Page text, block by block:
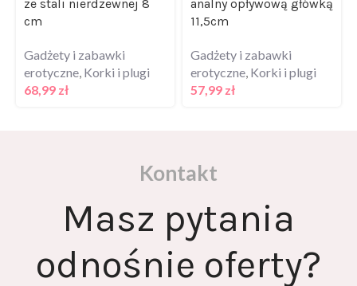
cm
Gadżety i zabawki
erotyczne Korki i plugi
68,99 zł
11,5cm
Gadżety i zabawki
erotyczne Korki i plugi
57,99 zł
Kontakt
Masz pytania
odnośnie oferty?